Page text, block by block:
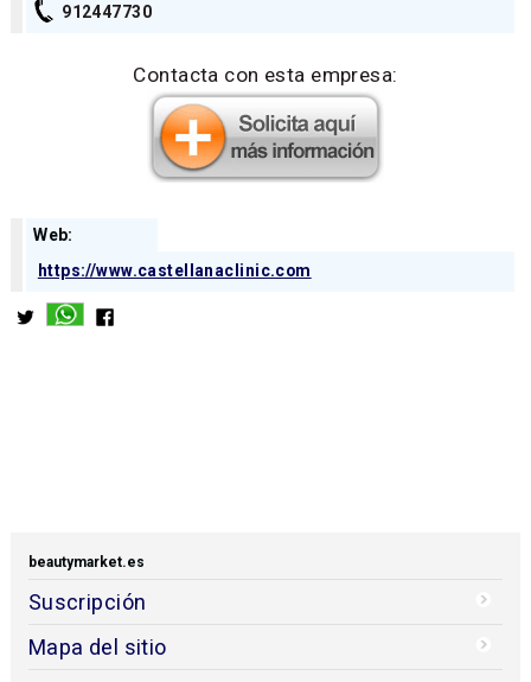
912447730
Contacta con esta empresa:
Web:
https://www.castellanaclinic.com
beautymarket.es
Suscripción
Mapa del sitio